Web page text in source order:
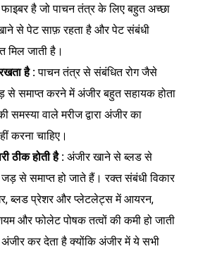
है जो पाचन तंत्र के लिए बहुत अच्छा
से पेट साफ़ रहता है और पेट संबंधी
मिल जाती है।
है :पाचन तंत्र से संबंधित रोग जैसे
समाप्त करने में अंजीर बहुत सहायक होता
समस्या वाले मरीज द्वारा अंजीर का
करना चाहिए।
ठीक होती है : अंजीर खाने से ब्लड से
जड़ से समाप्त हो जाते हैं। रक्त संबंधी विकार
ब्लड प्रेशर और प्लेटलेट्स में आयरन,
और फोलेट पोषक तत्वों की कमी हो जाती
कर देता है क्योंकि अंजीर में ये सभी